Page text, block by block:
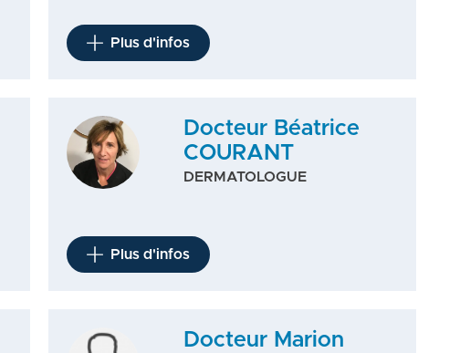
Plus d'infos
Docteur Béatrice
COURANT
DERMATOLOGUE
Plus d'infos
Docteur Marion